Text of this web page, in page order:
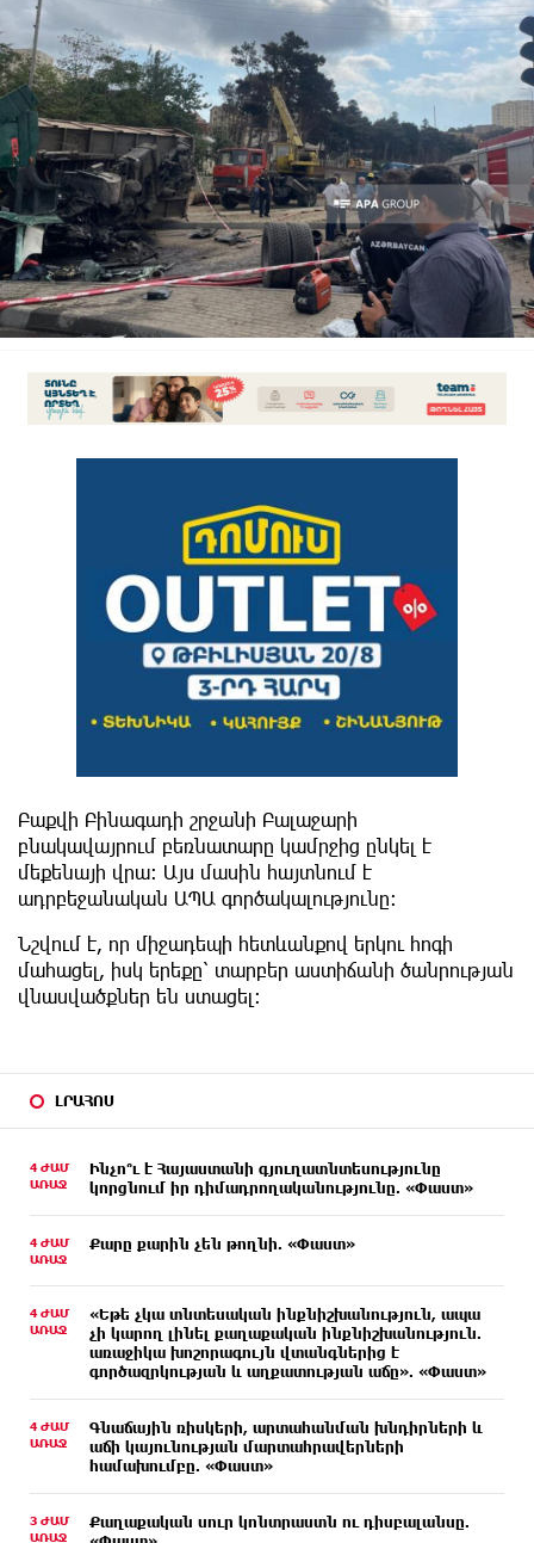
ԼՐԱՀՈՍ
4 ԺԱՄ
ԱՌԱՋ
Ինչո՞ւ է Հայաստանի գյուղատնտեսությունը
կորցնում իր դիմադրողականությունը. «Փաստ»
4 ԺԱՄ
ԱՌԱՋ
Քարը քարին չեն թողնի. «Փաստ»
4 ԺԱՄ
ԱՌԱՋ
«Եթե չկա տնտեսական ինքնիշխանություն, ապա
չի կարող լինել քաղաքական ինքնիշխանություն.
առաջիկա խոշորագույն վտանգներից է
գործազրկության և աղքատության աճը». «Փաստ»
4 ԺԱՄ
ԱՌԱՋ
Գնաճային ռիսկերի, արտահանման խնդիրների և
աճի կայունության մարտահրավերների
համախումբը. «Փաստ»
3 ԺԱՄ
ԱՌԱՋ
Քաղաքական սուր կոնտրաստն ու դիսբալանսը.
Բաքվի Բինագադի շրջանի Բալաջարի
բնակավայրում բեռնատարը կամրջից ընկել է
մեքենայի վրա։ Այս մասին հայտնում է
ադրբեջանական ԱՊԱ գործակալությունը։
Նշվում է, որ միջադեպի հետևանքով երկու հոգի
մահացել, իսկ երեքը՝ տարբեր աստիճանի ծանրության
վնասվածքներ են ստացել։